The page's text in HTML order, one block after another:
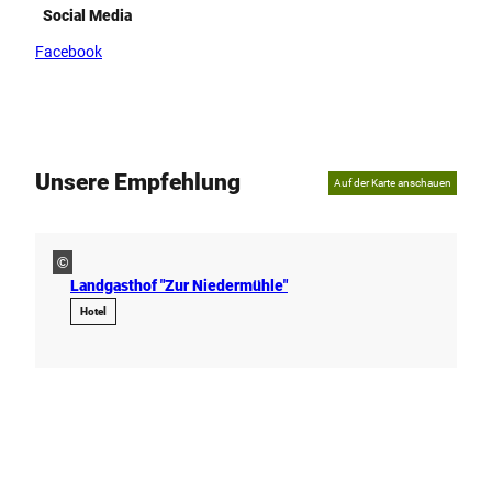
Social Media
Facebook
Unsere Empfehlung Auf der Karte anschauen
©
Landgasthof "Zur Niedermühle"
Hotel